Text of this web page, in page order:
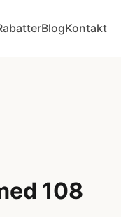
BlogKontakt
108